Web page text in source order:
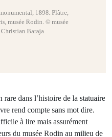
1898. Plâtre,
musée Rodin. © musée
Baraja
dans l’histoire de la statuaire
rend compte sans mot dire.
à lire mais assurément
du musée Rodin au milieu de